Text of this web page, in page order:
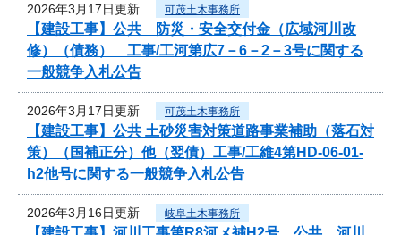
2026年3月17日更新 可茂土木事務所
【建設工事】公共 防災・安全交付金（広域河川改
修）（債務） 工事/工河第広7－6－2－3号に関する
一般競争入札公告
2026年3月17日更新 可茂土木事務所
【建設工事】公共 土砂災害対策道路事業補助（落石対
策）（国補正分）他（翌債）工事/工維4第HD-06-01-
h2他号に関する一般競争入札公告
2026年3月16日更新 岐阜土木事務所